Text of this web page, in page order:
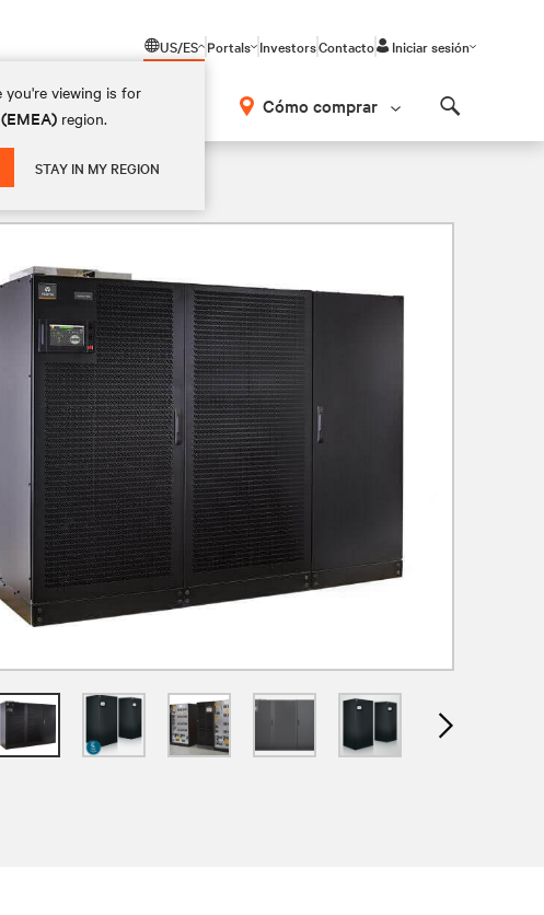
US/ES
you're viewing is for
region.
STAY IN MY REGION
Portals InvestorsContacto Iniciar sesión
Cómo comprar